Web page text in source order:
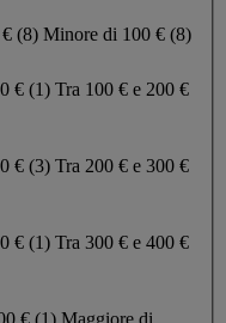
(8) Minore di 100 € (8)
€ (1) Tra 100 € e 200 €
€ (3) Tra 200 € e 300 €
€ (1) Tra 300 € e 400 €
€ (1) Maggiore di